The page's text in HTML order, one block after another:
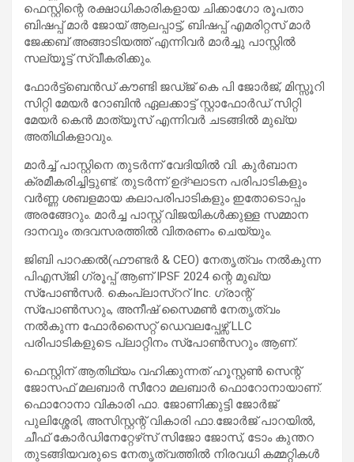
ഫെസ്റ്റിന്റെ രക്ഷാധികാരികളായ ചിക്കാഗോ രൂപതാ
ബിഷപ്പ് മാർ ജോയ് ആലപ്പാട്ട്‌, ബിഷപ്പ് എമരിറ്റസ് മാർ
ജേക്കബ് അങ്ങാടിയത്ത് എന്നിവർ മാർച്ചു പാസ്റ്റിൽ
സല്യൂട്ട് സ്വീകരിക്കും.
ഫോർട്ട്ബെൻഡ് കൗണ്ടി ജഡ്ജ് കെ പി ജോർജ്‌, മിസ്സൂറി
സിറ്റി മേയർ ⁠റോബിൻ ഏലക്കാട്ട് സ്റ്റാഫോർഡ് സിറ്റി
മേയർ കെൻ മാത്യൂസ് എന്നിവർ ചടങ്ങിൽ മുഖ്യ
അതിഥികളാവും.
മാർച്ച് പാസ്റ്റിനെ തുടർന്ന് വേദിയിൽ വി. കുർബാന
ക്രമീകരിച്ചിട്ടുണ്ട്. തുടർന്ന് ഉദ്ഘാടന പരിപാടികളും
വർണ്ണ ശബളമായ കലാപരിപാടികളും ഇതോടൊപ്പം
അരങ്ങേറും. മാർച്ച പാസ്റ്റ് വിജയികൾക്കുള്ള സമ്മാന
ദാനവും തദവസരത്തിൽ വിതരണം ചെയ്യും.
ജിബി പാറക്കൽ(ഫൗണ്ടർ & CEO) നേതൃത്വം നൽകുന്ന
പിഎസ്‌ജി ഗ്രൂപ്പ് ആണ് IPSF 2024 ന്റെ മുഖ്യ
സ്പോൺസർ. കെംപ്ലാസ്ററ് Inc. ഗ്രാന്റ്
സ്പോൺസറും, അനീഷ് സൈമൺ നേതൃത്വം
നൽകുന്ന ഫോർസൈറ്റ് ഡെവലപ്പേഴ്സ് LLC
പരിപാടികളുടെ പ്ലാറ്റിനം സ്പോൺസറും ആണ്.
ഫെസ്റ്റിന് ആതിഥ്യം വഹിക്കുന്നത് ഹൂസ്റ്റൺ സെന്റ്
ജോസഫ് മലബാർ സീറോ മലബാർ ഫൊറോനായാണ്.
ഫൊറോനാ വികാരി ഫാ. ജോണിക്കുട്ടി ജോർജ്
പുലിശ്ശേരി, അസിസ്റ്റന്റ് വികാരി ഫാ.ജോർജ് പാറയിൽ,
ചീഫ് കോർഡിനേറ്റേഴ്‌സ് സിജോ ജോസ്, ടോം കുന്തറ
തുടങ്ങിയവരുടെ നേതൃത്വത്തിൽ നിരവധി കമ്മറ്റികൾ